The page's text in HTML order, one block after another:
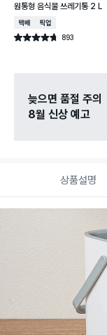
원통형 음식물 쓰레기통 2 L
택배배송매장픽업
별점 4.7점 893
건 작성
늦으면 품절 주의
8월 신상 예고
상품설명